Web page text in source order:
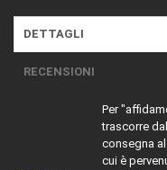
DETTAGLI
RECENSIONI
Per
trascorre
consegna
cui è